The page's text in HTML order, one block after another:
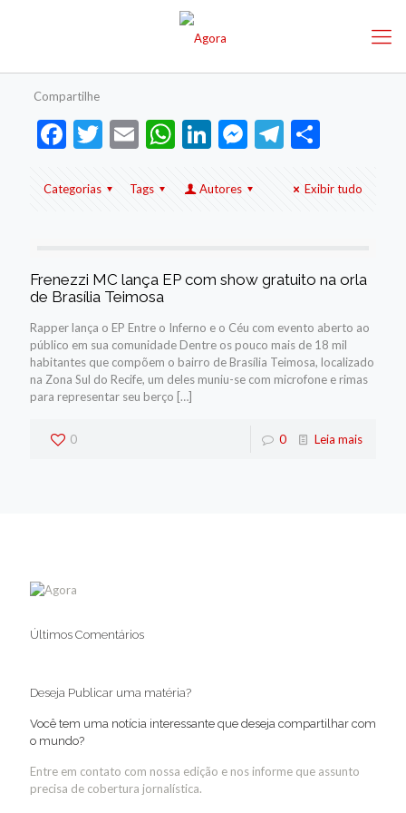
Compartilhe
Facebook
Twitter
EmailWhatsApp
LinkedIn
Messenger
Telegram
Share
Categorias Tags Autores Exibir tudo
Frenezzi MC lança EP com show gratuito na orla
de Brasília Teimosa
Rapper lança o EP Entre o Inferno e o Céu com evento aberto ao
público em sua comunidade Dentre os pouco mais de 18 mil
habitantes que compõem o bairro de Brasília Teimosa, localizado
na Zona Sul do Recife, um deles muniu-se com microfone e rimas
para representar seu berço […]
0 0 Leia mais
Últimos Comentários
Deseja Publicar uma matéria?
Você tem uma notícia interessante que deseja compartilhar com
o mundo?
Entre em contato com nossa edição e nos informe que assunto
precisa de cobertura jornalística.